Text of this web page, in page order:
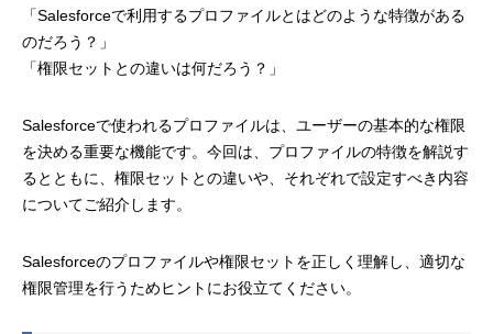
「Salesforceで利用するプロファイルとはどのような特徴がある
のだろう？」
「権限セットとの違いは何だろう？」
Salesforceで使われるプロファイルは、ユーザーの基本的な権限
を決める重要な機能です。今回は、プロファイルの特徴を解説す
るとともに、権限セットとの違いや、それぞれで設定すべき内容
についてご紹介します。
Salesforceのプロファイルや権限セットを正しく理解し、適切な
権限管理を行うためヒントにお役立てください。